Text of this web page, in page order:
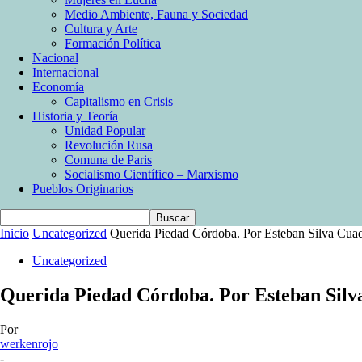
Medio Ambiente, Fauna y Sociedad
Cultura y Arte
Formación Política
Nacional
Internacional
Economía
Capitalismo en Crisis
Historia y Teoría
Unidad Popular
Revolución Rusa
Comuna de Paris
Socialismo Científico – Marxismo
Pueblos Originarios
Inicio Uncategorized Querida Piedad Córdoba. Por Esteban Silva
Uncategorized
Querida Piedad Córdoba. Por Esteban
Por
werkenrojo
-